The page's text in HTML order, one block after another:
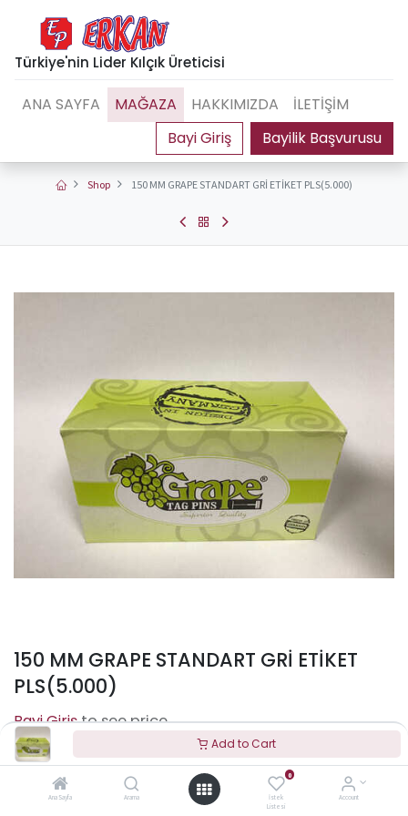
Add to Cart
Ana Sayfa Arama
0
İstek
Listesi
Account
Türkiye'nin Lider Kılçık Üreticisi
Bayilik Başvurusu
ANA SAYFA MAĞAZA HAKKIMIZDA İLETİŞİM
Shop 150 MM GRAPE STANDART GRİ ETİKET PLS(5.000)
150 MM GRAPE STANDART GRİ ETİKET
PLS(5.000)
to see price
Terms and Conditions